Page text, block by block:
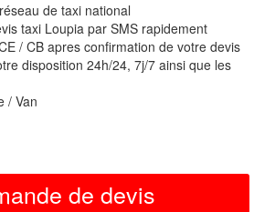
de taxi national
taxi Loupia par SMS rapidement
/ CB apres confirmation de votre devis
disposition 24h/24, 7j/7 ainsi que les
/ Van
de devis